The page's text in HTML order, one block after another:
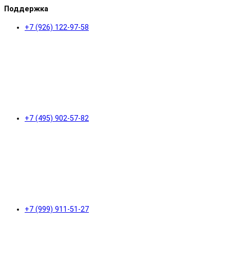
Поддержка
+7 (926) 122-97-58
+7 (495) 902-57-82
+7 (999) 911-51-27